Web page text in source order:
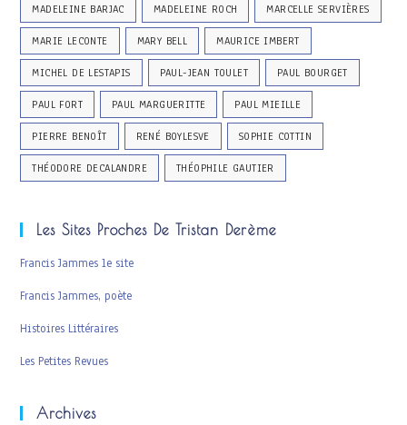
MADELEINE BARJAC MADELEINE ROCH MARCELLE SERVIÈRES
MARIE LECONTE MARY BELL MAURICE IMBERT
MICHEL DE LESTAPIS PAUL-JEAN TOULET PAUL BOURGET
PAUL FORT PAUL MARGUERITTE PAUL MIEILLE
PIERRE BENOÎT RENÉ BOYLESVE SOPHIE COTTIN
THÉODORE DECALANDRE THÉOPHILE GAUTIER
Les Sites Proches De Tristan Derème
Francis Jammes le site
Francis Jammes, poète
Histoires Littéraires
Les Petites Revues
Archives